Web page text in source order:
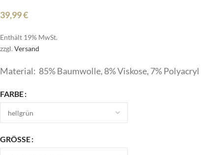
39,99€
Enthält 19% MwSt.
zzgl. Versand
Material: 85% Baumwolle, 8% Viskose, 7% Polyacryl
FARBE
GRÖSSE